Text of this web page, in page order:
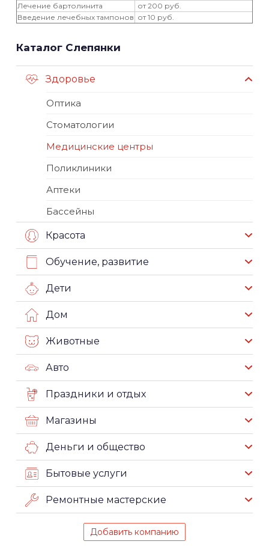
Лечение бартолинита
от 200 руб.
Введение лечебных тампонов от 10 руб.
Каталог Слепянки
Здоровье
Оптика
Стоматологии
Медицинские центры
Поликлиники
Аптеки
Бассейны
Красота
Обучение, развитие
Дети
Дом
Животные
Авто
Праздники и отдых
Магазины
Деньги и общество
Бытовые услуги
Ремонтные мастерские
Добавить компанию